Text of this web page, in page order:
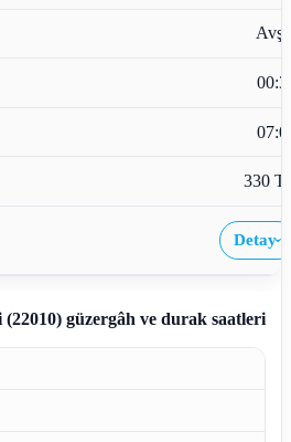
330
Detay›
(22010)güzergâh ve durak saatleri